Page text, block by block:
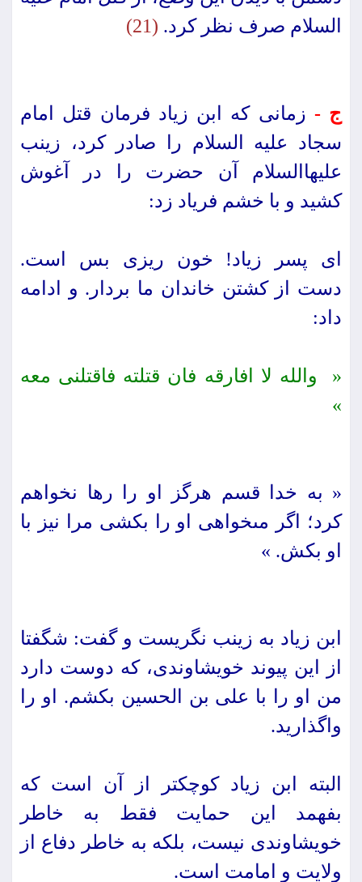
السلام صرف نظر كرد. (21)
ج - زمانى كه ابن زیاد فرمان قتل امام
سجاد علیه السلام را صادر كرد، زینب
علیهاالسلام آن حضرت را در آغوش
كشید و با خشم فریاد زد:
اى پسر زیاد! خون ریزى بس است.
دست از كشتن خاندان ما بردار. و ادامه
داد:
« والله لا افارقه فان قتلته فاقتلنى معه
»
« به خدا قسم هرگز او را رها نخواهم
كرد؛ اگر مى‏خواهى او را بكشى مرا نیز با
او بكش. »
ابن زیاد به زینب نگریست و گفت: شگفتا
از این پیوند خویشاوندى، كه دوست دارد
من او را با على بن الحسین بكشم. او را
واگذارید.
البته ابن زیاد كوچكتر از آن است كه
بفهمد این حمایت فقط به خاطر
خویشاوندى نیست، بلكه به خاطر دفاع از
ولایت و امامت است.